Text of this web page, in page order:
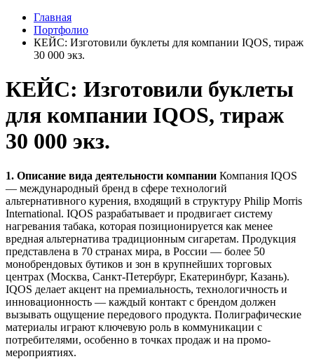
Главная
Портфолио
КЕЙС: Изготовили буклеты для компании IQOS, тираж
30 000 экз.
КЕЙС: Изготовили буклеты
для компании IQOS, тираж
30 000 экз.
1. Описание вида деятельности компании Компания IQOS
— международный бренд в сфере технологий
альтернативного курения, входящий в структуру Philip Morris
International. IQOS разрабатывает и продвигает систему
нагревания табака, которая позиционируется как менее
вредная альтернатива традиционным сигаретам. Продукция
представлена в 70 странах мира, в России — более 50
монобрендовых бутиков и зон в крупнейших торговых
центрах (Москва, Санкт-Петербург, Екатеринбург, Казань).
IQOS делает акцент на премиальность, технологичность и
инновационность — каждый контакт с брендом должен
вызывать ощущение передового продукта. Полиграфические
материалы играют ключевую роль в коммуникации с
потребителями, особенно в точках продаж и на промо-
мероприятиях.